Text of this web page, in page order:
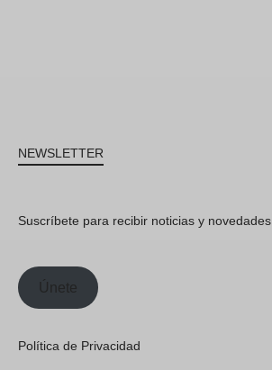
NEWSLETTER
Suscríbete para recibir noticias y novedades
Únete
Política de Privacidad